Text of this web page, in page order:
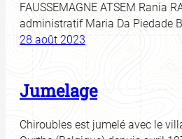
FAUSSEMAGNE ATSEM Rania
administratif Maria Da Piedade
28 août 2023
Jumelage
Chiroubles est jumelé avec le